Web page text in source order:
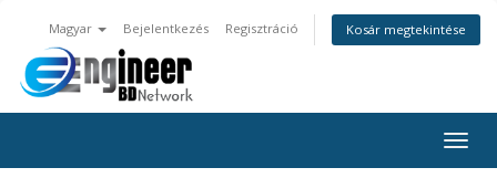
Magyar Bejelentkezés Regisztráció Kosár megtekintése
a